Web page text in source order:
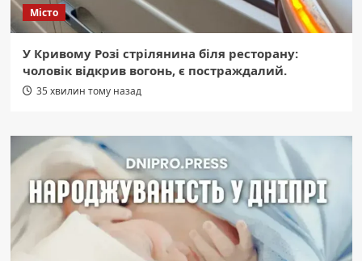
Місто
У Кривому Розі стрілянина біля ресторану:
чоловік відкрив вогонь, є постраждалий.
35 хвилин тому назад